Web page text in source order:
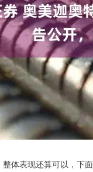
体表现还算可以，下
200.89